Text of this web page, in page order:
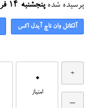
پرسیده شده پنجشنبه ۱۴ فروردین ۱۳۹۳
آلکاتل وان تاچ آیدل اکس
0
امتیاز